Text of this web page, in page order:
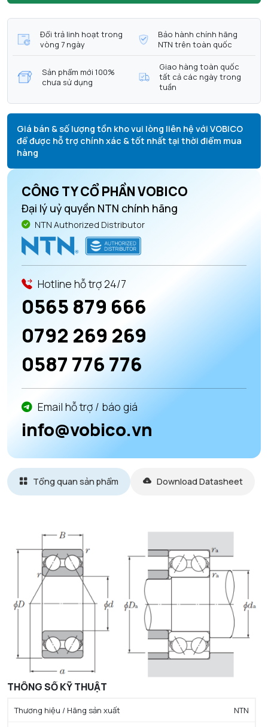
Đổi trả linh hoạt trong
vòng 7 ngày
Bảo hành chính hãng
NTN trên toàn quốc
Sản phẩm mới 100%
chưa sử dụng
Giao hàng toàn quốc
tất cả các ngày trong
tuần
Giá bán & số lượng tồn kho vui lòng liên hệ với VOBICO
để được hỗ trợ chính xác & tốt nhất tại thời điểm mua
hàng
CÔNG TY CỔ PHẦN VOBICO
Đại lý uỷ quyền NTN chính hãng
NTN Authorized Distributor
Hotline hỗ trợ 24/7
0565 879 666
0792 269 269
0587 776 776
Email hỗ trợ / báo giá
info@vobico.vn
Tổng quan sản phẩm Download Datasheet
THÔNG SỐ KỸ THUẬT
Thương hiệu / Hãng sản xuất NTN